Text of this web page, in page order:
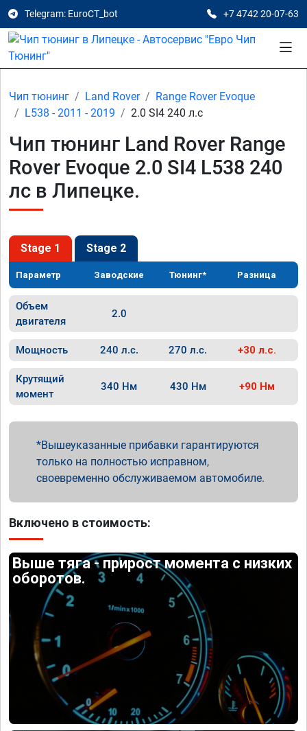
Telegram: EuroCT_bot +7 4742 20-07-63
Чип тюнинг Land Rover
Range Rover Evoque
L538 - 2011 - 2019
2.0 SI4 240 л.с
Чип тюнинг Land Rover Range
Rover Evoque 2.0 SI4 L538 240
лс в Липецке.
Stage 1 Stage 2
Параметр Заводские Тюнинг* Разница
Объем
двигателя
2.0
Мощность 240 л.с. 270 л.с. +30 л.с.
Крутящий
момент
340 Нм 430 Нм +90 Нм
Вышеуказанные прибавки гарантируются
только на полностью исправном,
своевременно обслуживаемом автомобиле.
Включено в стоимость:
Выше тяга - прирост момента с низких
оборотов.